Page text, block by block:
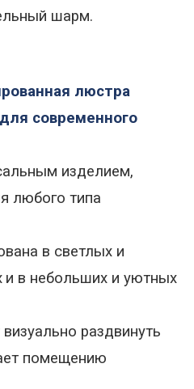
шарм.
люстра
современного
изделием,
любого типа
в светлых и
и в небольших и уютных
раздвинуть
помещению